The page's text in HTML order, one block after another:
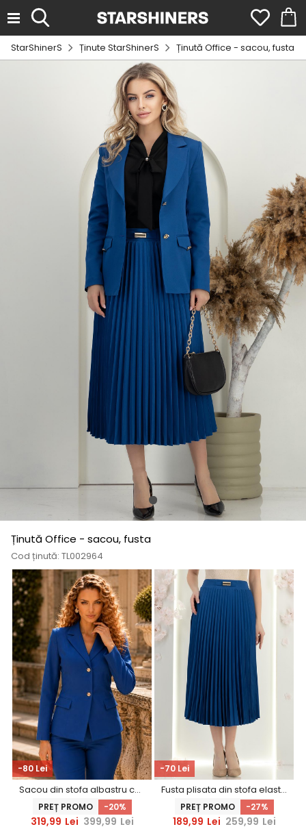
StarShinerS Ținute StarShinerS Ținută Office - sacou, fusta
Ținută Office - sacou, fusta
Cod ținută: TL002964
-80 Lei
Sacou din stofa albastru cambrat cu nasturi decorativi aurii - StarShinerS
PREȚ PROMO -20%
319,99 Lei 399,99 Lei
-70 Lei
Fusta plisata din stofa elastica albastra midi in clos cu accesoriu metalic in talie - StarShinerS
PREȚ PROMO -27%
189,99 Lei 259,99 Lei